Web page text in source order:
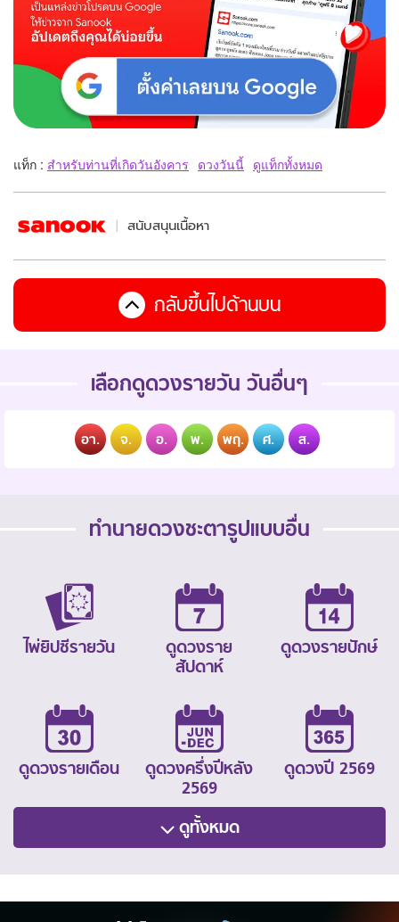
แท็ก : สำหรับท่านที่เกิดวันอังคาร ดวงวันนี้ ดูแท็กทั้งหมด
สนับสนุนเนื้อหา
กลับขึ้นไปด้านบน
เลือกดูดวงรายวัน วันอื่นๆ
อา. จ. อ. พ. พฤ. ศ. ส.
ทำนายดวงชะตารูปแบบอื่น
ไพ่ยิปซีรายวัน
ดูดวงราย
สัปดาห์
ดูดวงรายปักษ์
ดูดวงรายเดือน
ดูดวงครึ่งปีหลัง
2569
ดูดวงปี 2569
ดูทั้งหมด